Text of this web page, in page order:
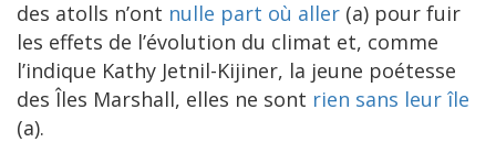
des atolls n’ont nulle part où aller (a) pour fuir
les effets de l’évolution du climat et, comme
l’indique Kathy Jetnil-Kijiner, la jeune poétesse
des Îles Marshall, elles ne sont rien sans leur île
(a).